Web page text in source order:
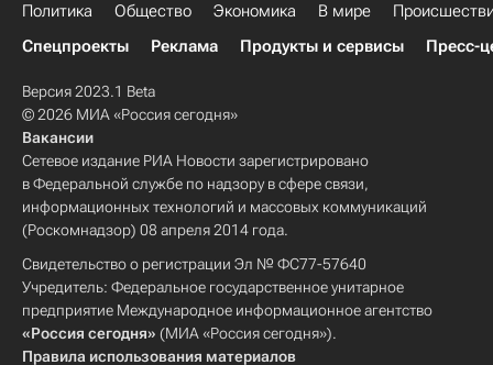
Политика Общество Экономика В мире
Спецпроекты
Реклама Продукты и сервисы Пресс-
Версия 2023.1 Beta
© 2026 МИА «Россия сегодня»
Вакансии
Сетевое издание РИА Новости зарегистрировано
в Федеральной службе по надзору в сфере связи,
информационных технологий и массовых коммуникаций
(Роскомнадзор) 08 апреля 2014 года.
Свидетельство о регистрации Эл № ФС77-57640
Учредитель: Федеральное государственное унитарное
предприятие Международное информационное агентство
«Россия сегодня» (МИА «Россия сегодня»).
Правила использования материалов